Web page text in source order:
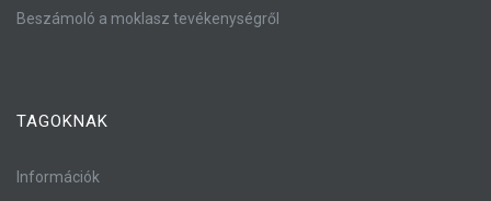
Beszámoló a moklasz tevékenységről
TAGOKNAK
Információk